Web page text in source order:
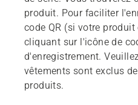
produit. Pour faciliter
code QR (si votre produit
cliquant sur l'icône de
d'enregistrement.
vêtements sont exclus
produits.